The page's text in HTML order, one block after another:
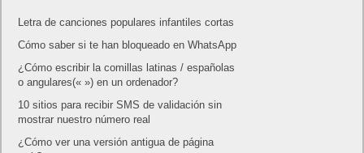
Letra de canciones populares infantiles cortas
Cómo saber si te han bloqueado en WhatsApp
¿Cómo escribir la comillas latinas / españolas
o angulares(« ») en un ordenador?
10 sitios para recibir SMS de validación sin
mostrar nuestro número real
¿Cómo ver una versión antigua de página